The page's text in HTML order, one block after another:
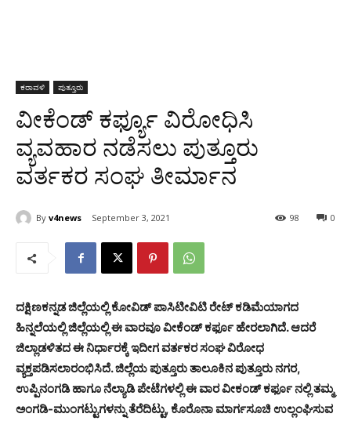
ಕರಾವಳಿ ಪುತ್ತೂರು
ವೀಕೆಂಡ್ ಕರ್ಫ್ಯೂ ವಿರೋಧಿಸಿ
ವ್ಯವಹಾರ ನಡೆಸಲು ಪುತ್ತೂರು
ವರ್ತಕರ ಸಂಘ ತೀರ್ಮಾನ
By v4news September 3, 2021 0
98
ದಕ್ಷಿಣಕನ್ನಡ ಜಿಲ್ಲೆಯಲ್ಲಿ ಕೋವಿಡ್ ಪಾಸಿಟೀವಿಟಿ ರೇಟ್ ಕಡಿಮೆಯಾಗದ
ಹಿನ್ನಲೆಯಲ್ಲಿ ಜಿಲ್ಲೆಯಲ್ಲಿ ಈ ವಾರವೂ ವೀಕೆಂಡ್ ಕರ್ಫೂ ಹೇರಲಾಗಿದೆ. ಆದರೆ
ಜಿಲ್ಲಾಡಳಿತದ ಈ ನಿರ್ಧಾರಕ್ಕೆ ಇದೀಗ ವರ್ತಕರ ಸಂಘ ವಿರೋಧ
ವ್ಯಕ್ತಪಡಿಸಲಾರಂಭಿಸಿದೆ. ಜಿಲ್ಲೆಯ ಪುತ್ತೂರು ತಾಲೂಕಿನ ಪುತ್ತೂರು ನಗರ,
ಉಪ್ಪಿನಂಗಡಿ ಹಾಗೂ ನೆಲ್ಯಾಡಿ ಪೇಟೆಗಳಲ್ಲಿ ಈ ವಾರ ವೀಕಂಡ್ ಕರ್ಫೂ ನಲ್ಲಿ ತಮ್ಮ
ಅಂಗಡಿ-ಮುಂಗಟ್ಟುಗಳನ್ನು ತೆರೆದಿಟ್ಟು, ಕೊರೊನಾ ಮಾರ್ಗಸೂಚಿ ಉಲ್ಲಂಘಿಸುವ